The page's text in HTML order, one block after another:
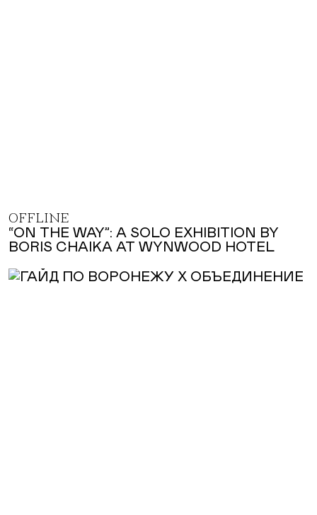
OFFLINE
“ON THE WAY”: A SOLO EXHIBITION BY
BORIS CHAIKA AT WYNWOOD HOTEL